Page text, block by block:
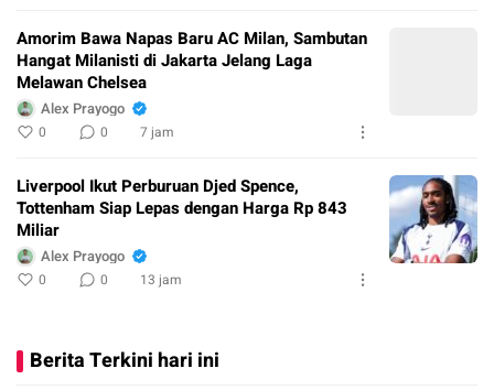
Amorim Bawa Napas Baru AC Milan, Sambutan
Hangat Milanisti di Jakarta Jelang Laga
Melawan Chelsea
Alex Prayogo
0 0 7 jam
Liverpool Ikut Perburuan Djed Spence,
Tottenham Siap Lepas dengan Harga Rp 843
Miliar
Alex Prayogo
0 0 13 jam
Berita Terkini hari ini